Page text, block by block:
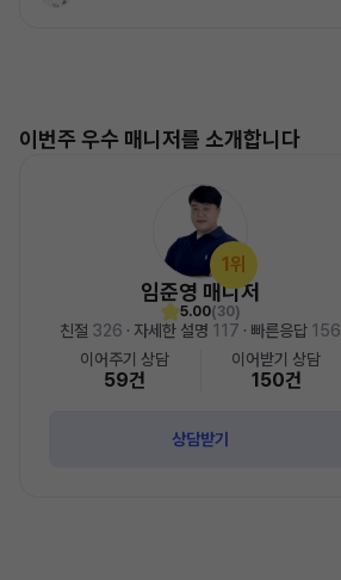
이번주 우수 매니저를 소개합니다
1위
임준영 매니저
5.00(30)
친절 326 · 자세한 설명 117 · 빠른응답 156
이어주기 상담
59건
이어받기 상담
150건
상담받기